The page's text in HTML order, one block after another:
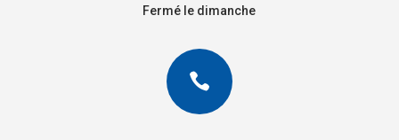
Fermé le dimanche
